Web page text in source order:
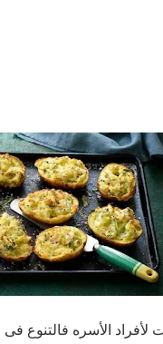
لأفراد الأسره